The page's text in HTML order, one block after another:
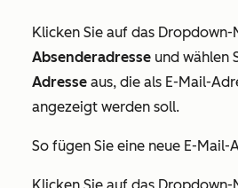
Klicken Sie auf das Dropdown-
Absenderadresse und wählen
Adresse aus, die als E-Mail-
angezeigt werden soll.
So fügen Sie eine neue E-Mail-